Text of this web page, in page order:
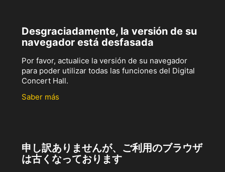
Desgraciadamente, la versión de su
navegador está desfasada
Por favor, actualice la versión de su navegador
para poder utilizar todas las funciones del Digital
Concert Hall.
Saber más
申し訳ありませんが、ご利用のブラウザ
は古くなっております